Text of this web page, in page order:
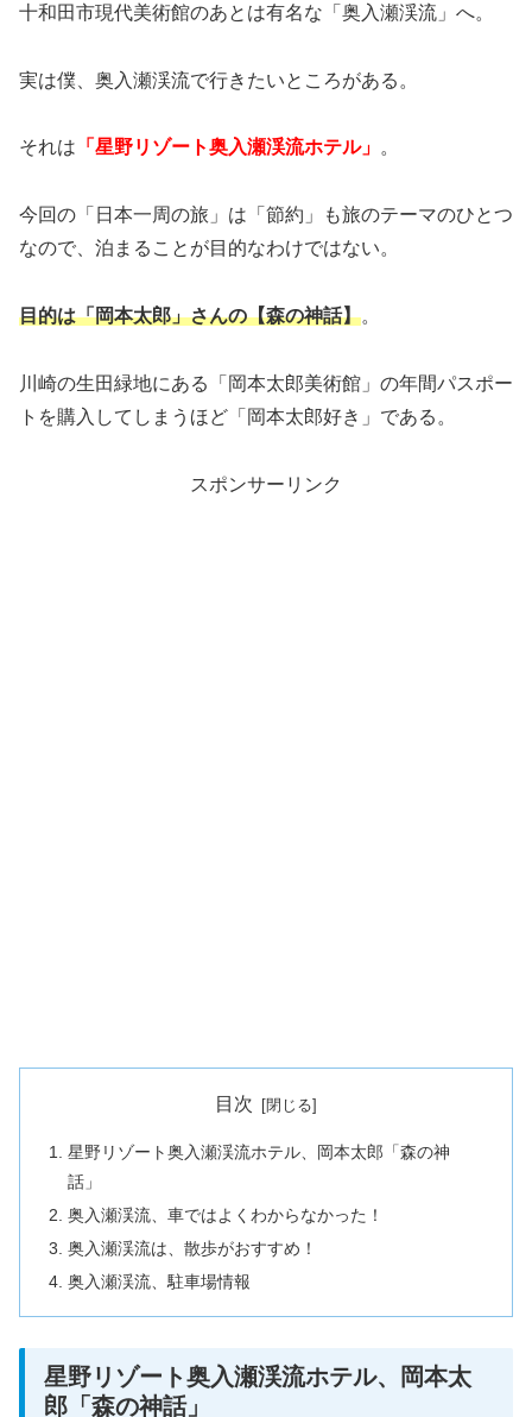
十和田市現代美術館のあとは有名な「奥入瀬渓流」へ。
実は僕、奥入瀬渓流で行きたいところがある。
それは 「星野リゾート奥入瀬渓流ホテル」 。
今回の「日本一周の旅」は「節約」も旅のテーマのひとつ
なので、泊まることが目的なわけではない。
目的は「岡本太郎」さんの【森の神話】。
川崎の生田緑地にある「岡本太郎美術館」の年間パスポー
トを購入してしまうほど「岡本太郎好き」である。
スポンサーリンク
目次
星野リゾート奥入瀬渓流ホテル、岡本太郎「森の神
話」
奥入瀬渓流、車ではよくわからなかった！
奥入瀬渓流は、散歩がおすすめ！
奥入瀬渓流、駐車場情報
星野リゾート奥入瀬渓流ホテル、岡本太
郎「森の神話」